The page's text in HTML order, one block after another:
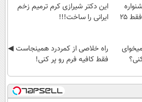
ایمپلنت تهران پر کنید ! | فقط ۲۵
این دکتر شیرازی کرم ترمیم زخم
ایرانی را ساخت!!!
‌راه خلاصی از کمردرد همینجاست ◀
فقط کافیه فرم رو پر کنی!